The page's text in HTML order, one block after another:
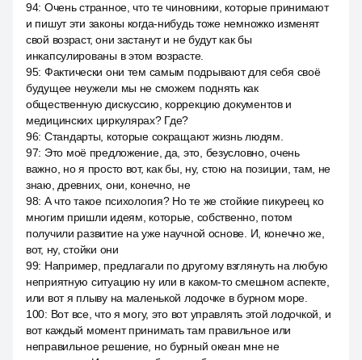
94: Очень странное, что те чиновники, которые принимают
и пишут эти законы когда-нибудь тоже немножко изменят
свой возраст, они застанут и не будут как бы
инкапсулированы в этом возрасте.
95: Фактически они тем самым подрывают для себя своё
будущее неужели мы не сможем поднять как
общественную дискуссию, коррекцию документов и
медицинских циркулярах? Где?
96: Стандарты, которые сокращают жизнь людям.
97: Это моё предложение, да, это, безусловно, очень
важно, но я просто вот, как бы, ну, стою на позиции, там, не
знаю, древних, они, конечно, не
98: А что такое психология? Но те же стойкие пикуреец ко
многим пришли идеям, которые, собственно, потом
получили развитие на уже научной основе. И, конечно же,
вот, ну, стойки они
99: Например, предлагали по другому взглянуть на любую
неприятную ситуацию ну или в каком-то смешном аспекте,
или вот я плыву на маленькой лодочке в бурном море.
100: Вот все, что я могу, это вот управлять этой лодочкой, и
вот каждый момент принимать там правильное или
неправильное решение, но бурный океан мне не